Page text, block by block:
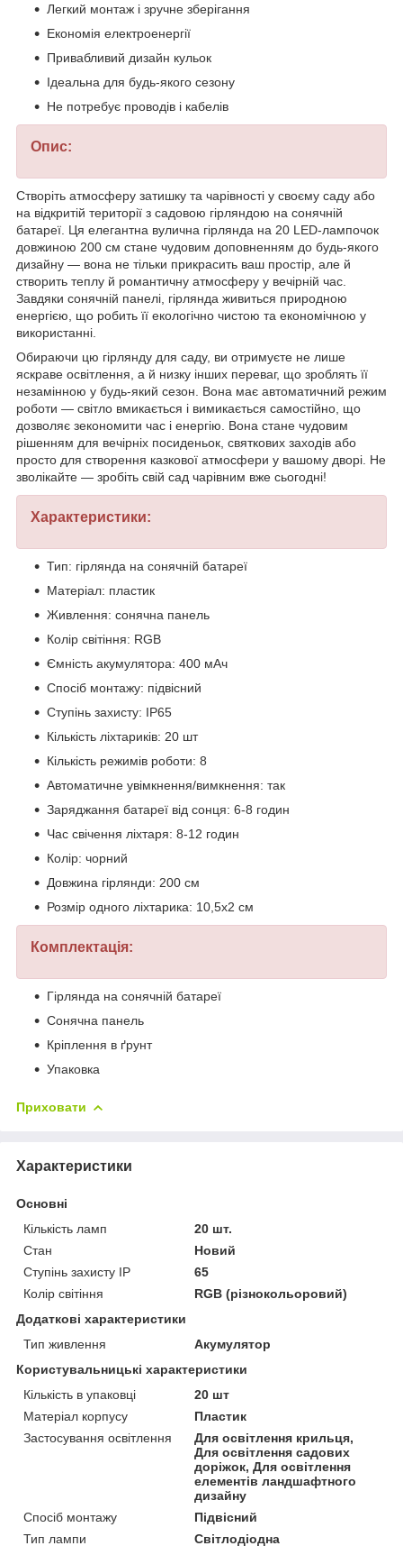
Легкий монтаж і зручне зберігання
Економія електроенергії
Привабливий дизайн кульок
Ідеальна для будь-якого сезону
Не потребує проводів і кабелів
Опис:
Створіть атмосферу затишку та чарівності у своєму саду або
на відкритій території з садовою гірляндою на сонячній
батареї. Ця елегантна вулична гірлянда на 20 LED-лампочок
довжиною 200 см стане чудовим доповненням до будь-якого
дизайну — вона не тільки прикрасить ваш простір, але й
створить теплу й романтичну атмосферу у вечірній час.
Завдяки сонячній панелі, гірлянда живиться природною
енергією, що робить її екологічно чистою та економічною у
використанні.
Обираючи цю гірлянду для саду, ви отримуєте не лише
яскраве освітлення, а й низку інших переваг, що зроблять її
незамінною у будь-який сезон. Вона має автоматичний режим
роботи — світло вмикається і вимикається самостійно, що
дозволяє зекономити час і енергію. Вона стане чудовим
рішенням для вечірніх посиденьок, святкових заходів або
просто для створення казкової атмосфери у вашому дворі. Не
зволікайте — зробіть свій сад чарівним вже сьогодні!
Характеристики:
Тип: гірлянда на сонячній батареї
Матеріал: пластик
Живлення: сонячна панель
Колір світіння: RGB
Ємність акумулятора: 400 мАч
Спосіб монтажу: підвісний
Ступінь захисту: IP65
Кількість ліхтариків: 20 шт
Кількість режимів роботи: 8
Автоматичне увімкнення/вимкнення: так
Заряджання батареї від сонця: 6-8 годин
Час свічення ліхтаря: 8-12 годин
Колір: чорний
Довжина гірлянди: 200 см
Розмір одного ліхтарика: 10,5х2 см
Комплектація:
Гірлянда на сонячній батареї
Сонячна панель
Кріплення в ґрунт
Упаковка
Приховати
Характеристики
Основні
Кількість ламп
20 шт.
Стан
Новий
Ступінь захисту IP
65
Колір світіння
RGB (різнокольоровий)
Додаткові характеристики
Тип живлення
Акумулятор
Користувальницькі характеристики
Кількість в упаковці
20 шт
Матеріал корпусу
Пластик
Застосування освітлення
Для освітлення крильця,
Для освітлення садових
доріжок, Для освітлення
елементів ландшафтного
дизайну
Спосіб монтажу
Підвісний
Тип лампи
Світлодіодна